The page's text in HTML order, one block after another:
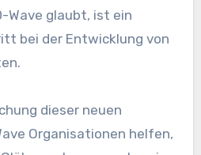
Wave glaubt, ist ein
bei der Entwicklung von
dieser neuen
Organisationen helfen,